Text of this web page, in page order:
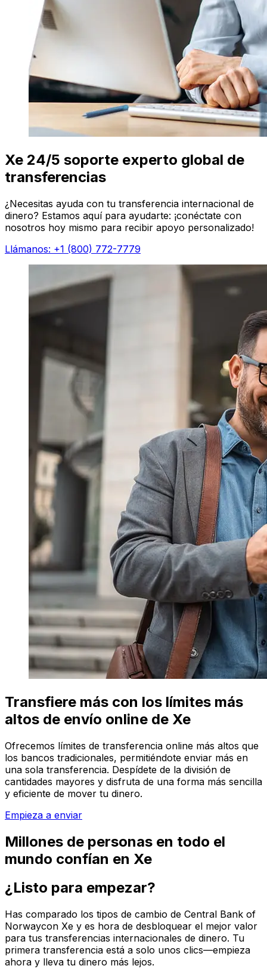
Xe 24/5 soporte experto global de
transferencias
¿Necesitas ayuda con tu transferencia internacional de
dinero? Estamos aquí para ayudarte: ¡conéctate con
nosotros hoy mismo para recibir apoyo personalizado!
Llámanos: +1 (800) 772-7779
Transfiere más con los límites más
altos de envío online de Xe
Ofrecemos límites de transferencia online más altos que
los bancos tradicionales, permitiéndote enviar más en
una sola transferencia. Despídete de la división de
cantidades mayores y disfruta de una forma más sencilla
y eficiente de mover tu dinero.
Empieza a enviar
Millones de personas en todo el
mundo confían en Xe
¿Listo para empezar?
Has comparado los tipos de cambio de Central Bank of
Norwaycon Xe y es hora de desbloquear el mejor valor
para tus transferencias internacionales de dinero. Tu
primera transferencia está a solo unos clics—empieza
ahora y lleva tu dinero más lejos.